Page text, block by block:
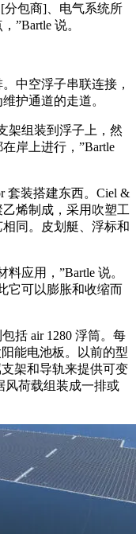
分包商]、电气系统所
”Bartle 说。
中空浮子串联连接，
护通道的走道。
架组装到浮子上，然
岸上进行，”Bartle
套装搭建东西。Ciel &
烯制成，采用吹塑工
同。皮划艇、浮标和
应用，”Bartle 说。
它可以膨胀和收缩而
括 air 1280 浮筒。每
能电池板。以前的型
架和导轨来提供可变
风荷载组装成一排或